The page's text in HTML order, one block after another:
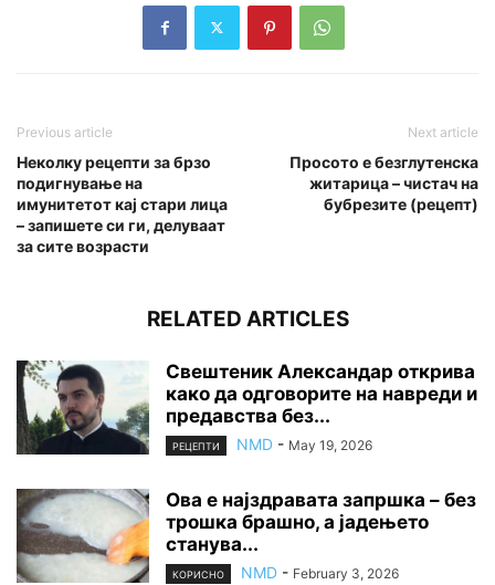
Previous article
Неколку рецепти за брзо
подигнување на
имунитетот кај стари лица
– запишете си ги, делуваат
за сите возрасти
Next article
Просото е безглутенска
житарица – чистач на
бубрезите (рецепт)
RELATED ARTICLES
Свештеник Александар открива
како да одговорите на навреди и
предавства без...
РЕЦЕПТИ NMD - May 19, 2026
Ова е најздравата запршка – без
трошка брашно, а јадењето
станува...
КОРИСНО NMD - February 3, 2026